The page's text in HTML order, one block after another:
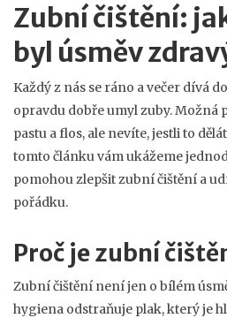
Zubní čištění:
byl úsměv
Každý z nás se ráno a večer dívá
opravdu dobře umyl zuby. Možná
pastu a flos, ale nevíte, jestli to
tomto článku vám ukážeme
pomohou zlepšit zubní čištění a
pořádku.
Proč je zubní
Zubní čištění není jen o bílém
hygiena odstraňuje plak, který je